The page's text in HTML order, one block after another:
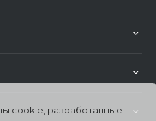
cookie, разработанные